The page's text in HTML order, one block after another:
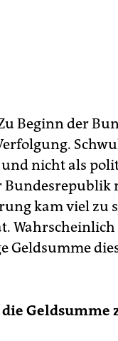
Beginn der
nicht als
kam viel zu
Geldsumme
Geldsumme